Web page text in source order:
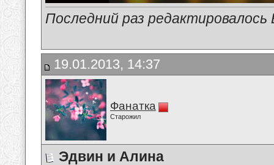
Последний раз
19.01.2013, 14:37
Фанатка
Старожил
Эдвин и Алина